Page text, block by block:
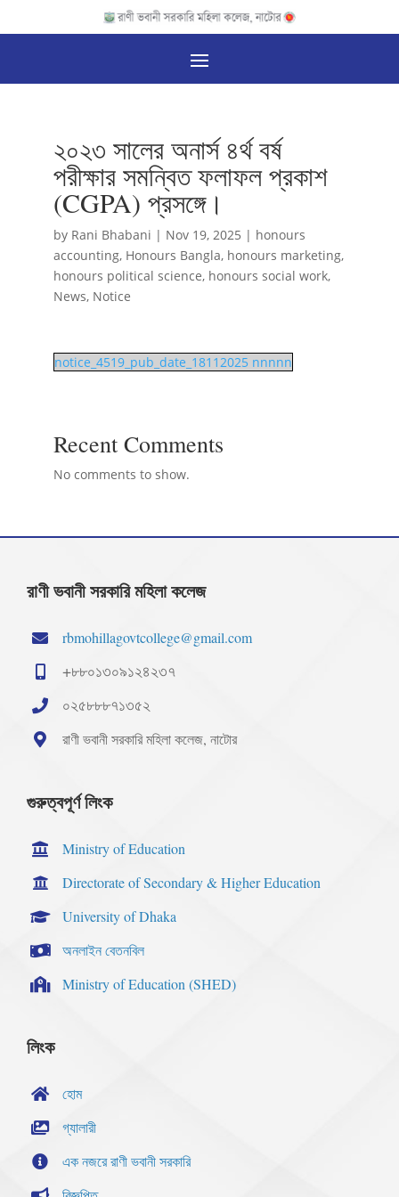
২০২৩ সালের অনার্স ৪র্থ বর্ষ
পরীক্ষার সমন্বিত ফলাফল প্রকাশ
(CGPA) প্রসঙ্গে।
by Rani Bhabani | Nov 19, 2025 | honours
accounting, Honours Bangla, honours marketing,
honours political science, honours social work,
News, Notice
notice_4519_pub_date_18112025 nnnnn
Recent Comments
No comments to show.
রাণী ভবানী সরকারি মহিলা কলেজ
rbmohillagovtcollege@gmail.com
+৮৮০১৩০৯১২৪২৩৭
০২৫৮৮৮৭১৩৫২
রাণী ভবানী সরকারি মহিলা কলেজ, নাটোর
গুরুত্বপূর্ণ লিংক
Ministry of Education
Directorate of Secondary & Higher Education
University of Dhaka
অনলাইন বেতনবিল
Ministry of Education (SHED)
লিংক
হোম
গ্যালারী
এক নজরে রাণী ভবানী সরকারি